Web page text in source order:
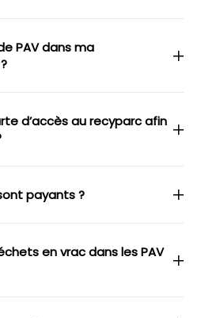
PAV dans ma
d’accès au recyparc afin
payants ?
en vrac dans les PAV